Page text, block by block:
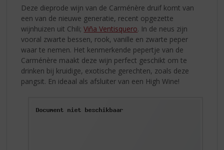
Deze dieprode wijn van de Carménère druif komt van
een van de nieuwe generatie, recent opgezette
wijnhuizen uit Chili;Viña Ventisquero. In de neus zijn
vooral zwarte bessen, rook, vanille en zwarte peper
waar te nemen. Het kenmerkende pepertje van de
Carménère maakt deze wijn perfect geschikt om te
drinken bij kruidige, exotische gerechten, zoals deze
pangsit. En ideaal als afsluiter van een High Wine!